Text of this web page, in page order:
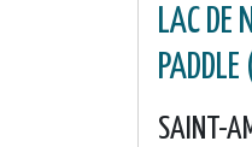
LAC DE
SAINT-